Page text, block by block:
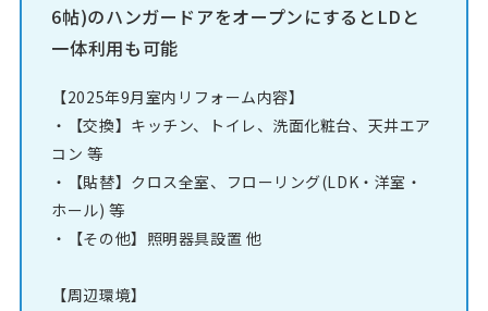
6帖)のハンガードアをオープンにするとLDと
一体利用も可能
【2025年9月室内リフォーム内容】
・【交換】キッチン、トイレ、洗面化粧台、天井エア
コン 等
・【貼替】クロス全室、フローリング(LDK・洋室・
ホール) 等
・【その他】照明器具設置 他
【周辺環境】